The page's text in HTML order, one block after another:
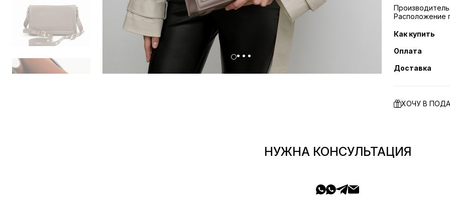
Расположение
Как купить
Оплата
Доставка
ХОЧУ В
НУЖНА КОНСУЛЬТАЦИЯ